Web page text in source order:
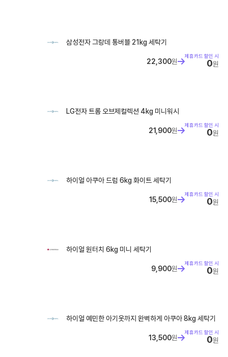
삼성전자 그랑데 통버블 21kg 세탁기
22,300원
제휴카드 할인 시
0원
LG전자 트롬 오브제컬렉션 4kg 미니워시
21,900원
제휴카드 할인 시
0원
하이얼 아쿠아 드럼 6kg 화이트 세탁기
15,500원
제휴카드 할인 시
0원
하이얼 원터치 6kg 미니 세탁기
9,900원
제휴카드 할인 시
0원
하이얼 예민한 아기옷까지 완벽하게 아쿠아 8kg 세탁기
13,500원
제휴카드 할인 시
0원